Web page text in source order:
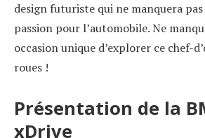
design futuriste qui ne manquera
passion pour l’automobile. Ne
occasion unique d’explorer ce chef-
roues !
Présentation de la
xDrive